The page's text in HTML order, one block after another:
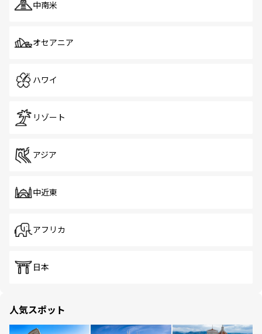
中南米
オセアニア
ハワイ
リゾート
アジア
中近東
アフリカ
日本
人気スポット